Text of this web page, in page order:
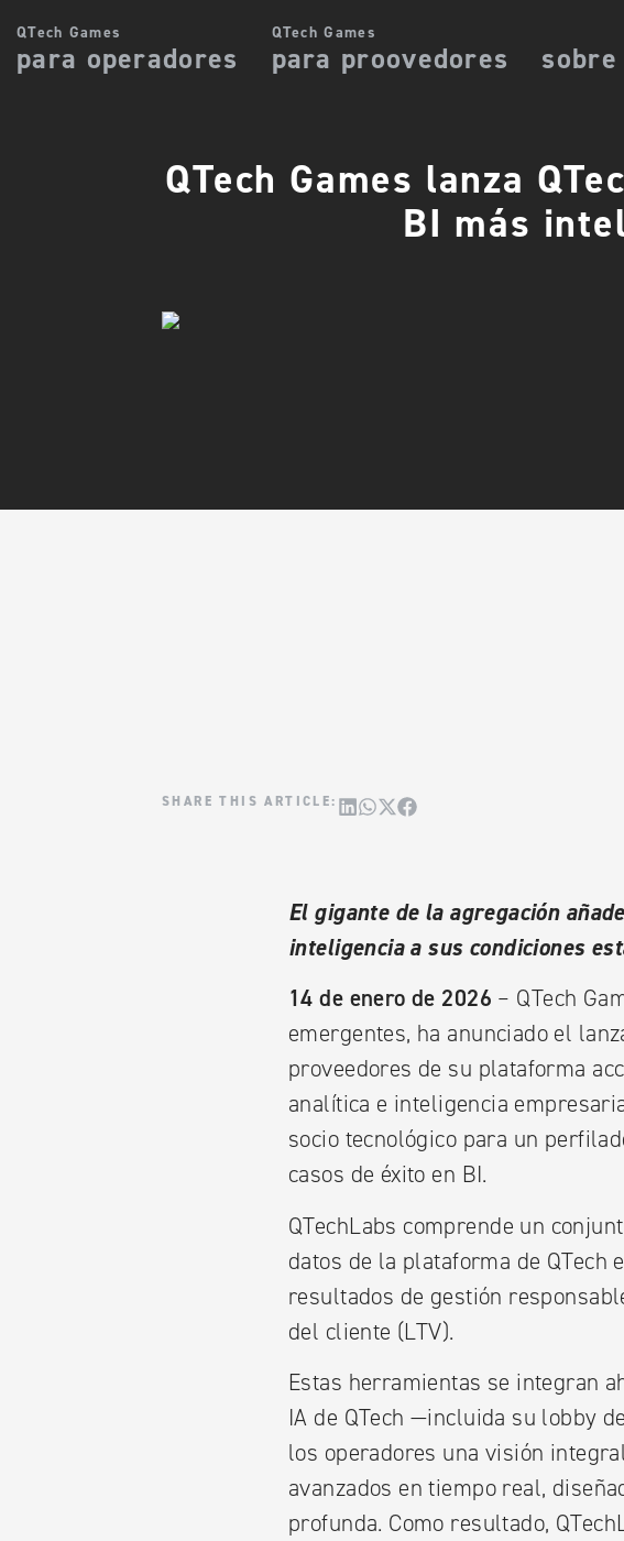
QTech Games
para operadores
QTech Games
para proovedores
QTech Games lanza
BI más
El gigante de la agregación
inteligencia a sus condiciones
14 de enero de 2026 – QTech
emergentes, ha anunciado el
proveedores de su plataforma
analítica e inteligencia
socio tecnológico para un
casos de éxito en BI.
QTechLabs comprende un
datos de la plataforma de
resultados de gestión
del cliente (LTV).
Estas herramientas se integran
IA de QTech —incluida su lobby
los operadores una visión
avanzados en tiempo real,
profunda. Como resultado,